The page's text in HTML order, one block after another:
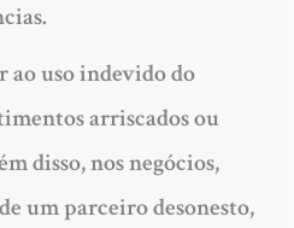
ao uso indevido do
arriscados ou
disso, nos negócios,
um parceiro desonesto,